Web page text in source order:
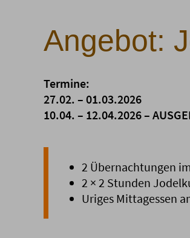
Angebot:
Termine:
27.02. – 01.03.2026
10.04. – 12.04.2026 –
2 Übernachtungen
2 × 2 Stunden
Uriges Mittagessen